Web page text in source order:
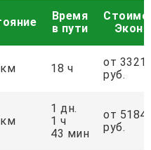
Время
в пути
18 ч
от
руб.
1 дн.
1 ч
43 мин
от
руб.